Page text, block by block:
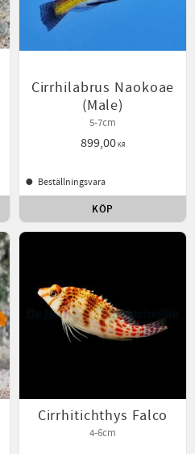
Cirrhilabrus Naokoae
(Male)
5-7cm
899,00KR
Beställningsvara
KÖP
Cirrhitichthys Falco
4-6cm